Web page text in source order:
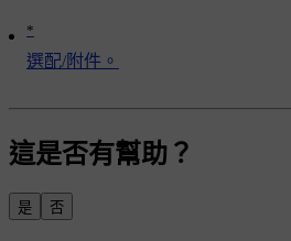
*
選配/附件。
這是否有幫助？
是 否